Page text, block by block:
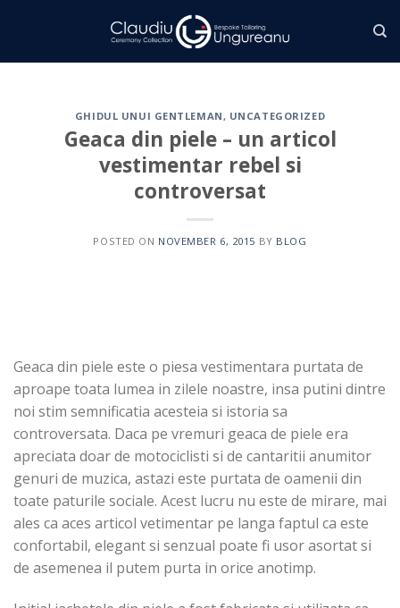
GHIDUL UNUI GENTLEMAN, UNCATEGORIZED
Geaca din piele – un articol
vestimentar rebel si
controversat
POSTED ON NOVEMBER 6, 2015 BY BLOG
Geaca din piele este o piesa vestimentara purtata de
aproape toata lumea in zilele noastre, insa putini dintre
noi stim semnificatia acesteia si istoria sa
controversata. Daca pe vremuri geaca de piele era
apreciata doar de motociclisti si de cantaritii anumitor
genuri de muzica, astazi este purtata de oamenii din
toate paturile sociale. Acest lucru nu este de mirare, mai
ales ca aces articol vetimentar pe langa faptul ca este
confortabil, elegant si senzual poate fi usor asortat si
de asemenea il putem purta in orice anotimp.